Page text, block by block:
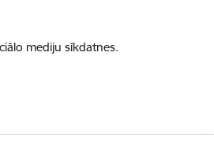
mediju sīkdatnes.